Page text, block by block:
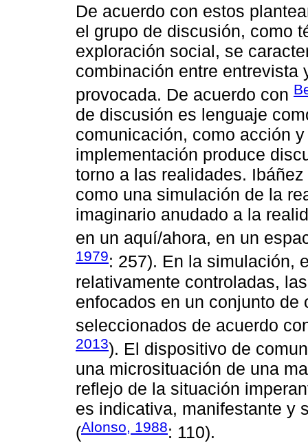
De acuerdo con estos
el grupo de discusión, como
exploración social, se
combinación entre
provocada. De acuerdo con
de discusión es lenguaje
comunicación, como acción
implementación produce
torno a las realidades.
como una simulación de la
imaginario anudado a la
en un aquí/ahora, en un
1979: 257). En la simulación,
relativamente controladas,
enfocados en un conjunto
seleccionados de acuerdo
2013). El dispositivo de
una microsituación de una
reflejo de la situación
es indicativa, manifestante y
(Alonso, 1988: 110).